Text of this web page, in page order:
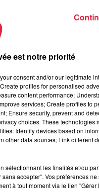
après les faits. Elle
d'agression sexuelle
par l'un de ses
de la gendarmerie de
collègues à son domicile
abusé d'elle.
est notre priorité
consent and/or our legitimate
profiles for personalised
content performance;
services; Create profiles to
Ensure security, prevent and
choices. These technologies
Identify devices based on
other data sources; Link different
sélectionnant les finalités et/ou
accepter". Vos préférences
à tout moment via le lien